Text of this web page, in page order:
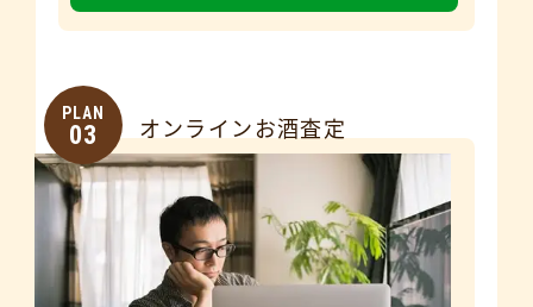
PLAN
03 オンラインお酒査定